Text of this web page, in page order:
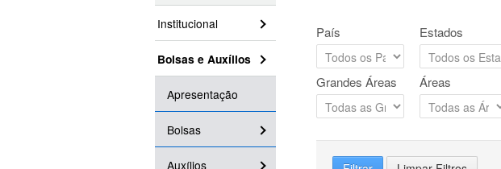
Institucional
Bolsas e Auxílios
Apresentação
Bolsas
Auxílios
País Estados
Grandes Áreas Áreas